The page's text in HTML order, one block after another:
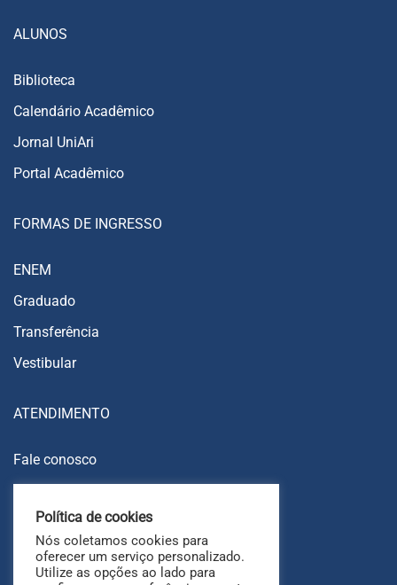
ALUNOS
Biblioteca
Calendário Acadêmico
Jornal UniAri
Portal Acadêmico
FORMAS DE INGRESSO
ENEM
Graduado
Transferência
Vestibular
ATENDIMENTO
Fale conosco
Ouvidoria
FAQ
Política de cookies
Nós coletamos cookies para
oferecer um serviço personalizado.
Utilize as opções ao lado para